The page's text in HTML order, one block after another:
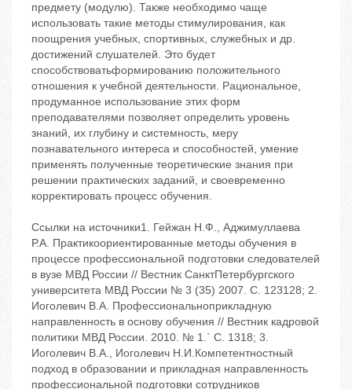
предмету (модулю). Также необходимо чаще
использовать такие методы стимулирования, как
поощрения учебных, спортивных, служебных и др.
достижений слушателей. Это будет
способствоватьформированию положительного
отношения к учебной деятельности. Рациональное,
продуманное использование этих форм
преподавателями позволяет определить уровень
знаний, их глубину и системность, меру
познавательного интереса и способностей, умение
применять полученные теоретические знания при
решении практических заданий, и своевременно
корректировать процесс обучения.
Ссылки на источники1. Гейжан Н.Ф., Аджимуллаева
Р.А. Практикоориентированные методы обучения в
процессе профессиональной подготовки следователей
в вузе МВД России // Вестник СанктПетербургского
университета МВД России № 3 (35) 2007. С. 123128; 2.
Иоголевич В.А. Профессиональноприкладную
направленность в основу обучения // Вестник кадровой
политики МВД России. 2010. № 1.` С. 1318; 3.
Иоголевич В.А., Иоголевич Н.И.Компетентностный
подход в образовании и прикладная направленность
профессиональной подготовки сотрудников